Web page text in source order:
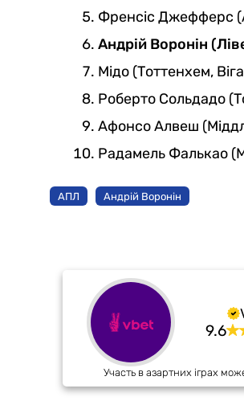
Френсіс Джефферс
Андрій Воронін
Мідо (Тоттенхем,
Роберто Сольдадо
Афонсо Алвеш
Радамель Фалькао
АПЛ Андрій Воронін
9.6
Участь в азартних іграх